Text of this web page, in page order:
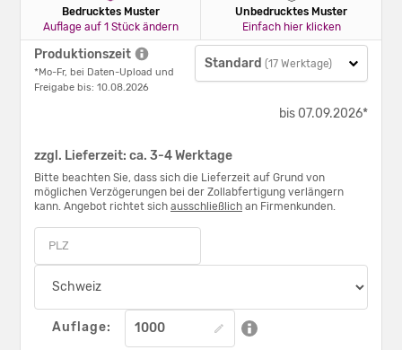
Bedrucktes Muster
Auflage auf 1 Stück ändern
Unbedrucktes Muster
Einfach hier klicken
Produktionszeit
*Mo-Fr, bei Daten-Upload und
Freigabe bis: 10.08.2026
Standard (17 Werktage)
bis 07.09.2026*
zzgl. Lieferzeit: ca. 3-4 Werktage
Bitte beachten Sie, dass sich die Lieferzeit auf Grund von
möglichen Verzögerungen bei der Zollabfertigung verlängern
kann. Angebot richtet sich ausschließlich an Firmenkunden.
Auflage: